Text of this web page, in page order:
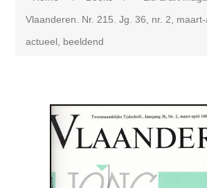
Vlaanderen. Nr. 215. Jg. 36, nr. 2, maart-
actueel, beeldend